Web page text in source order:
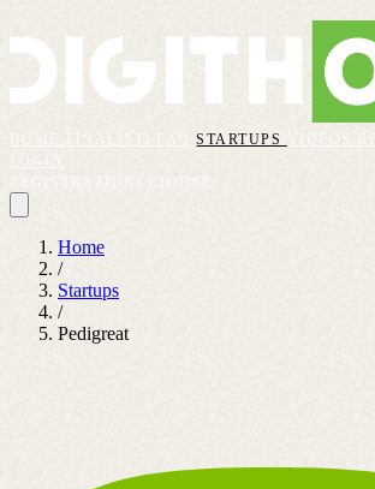
FAQSTARTUPS VIDEOS
Home
/
Startups
/
Pedigreat